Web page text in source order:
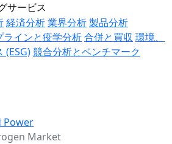
サービス
経済分析業界分析製品分析
インと疫学分析合併と買収 環境、
(ESG)競合分析とベンチマーク
Power
Market